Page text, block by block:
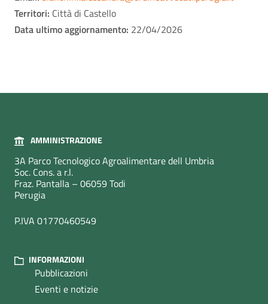
Territori: Città di Castello
Data ultimo aggiornamento: 22/04/2026
AMMINISTRAZIONE
3A Parco Tecnologico Agroalimentare dell Umbria
Soc. Cons. a r.l.
Fraz. Pantalla – 06059 Todi
Perugia
P.IVA 01770460549
INFORMAZIONI
Pubblicazioni
Eventi e notizie